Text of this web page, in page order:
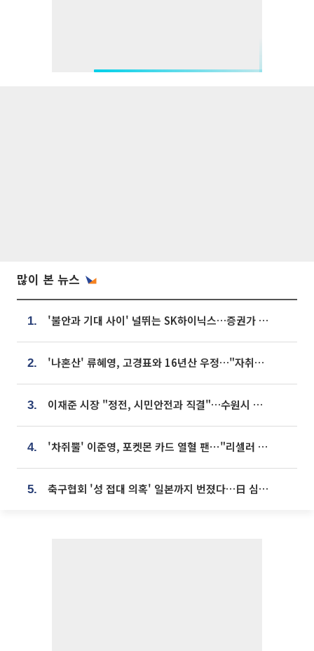
많이 본 뉴스
1. '불안과 기대 사이' 널뛰는 SK하이닉스…증권가 "HBM4·LTA 기반 펀터멘털 견고"
2. '나혼산' 류혜영, 고경표와 16년산 우정…"자취방서 부모님과 마주쳐"
3. 이재준 시장 "정전, 시민안전과 직결"…수원시 비상대응체계 가동
4. '차쥐뿔' 이준영, 포켓몬 카드 열혈 팬⋯"리셀러 처단할 것"
5. 축구협회 '성 접대 의혹' 일본까지 번졌다…日 심판 실명 공개